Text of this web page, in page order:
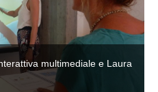
multimediale e Laura